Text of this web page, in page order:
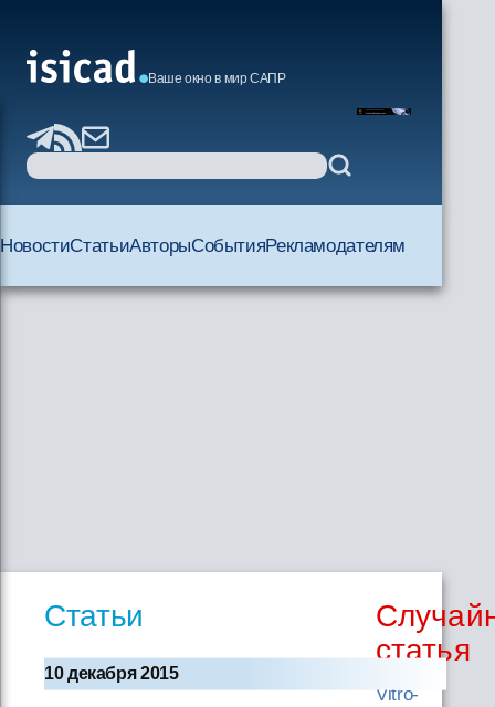
Ваше окно в мир САПР
НовостиСтатьиАвторыСобытияРекламодателям
Статьи
10 декабря 2015
статья
Vitro-